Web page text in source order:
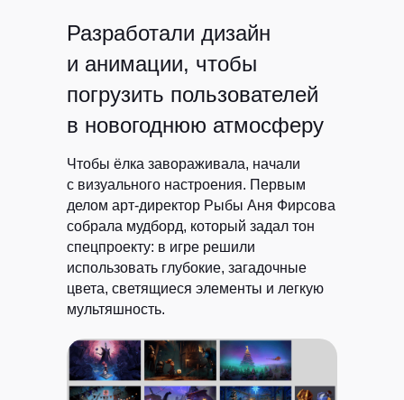
Разработали дизайн
и анимации, чтобы
погрузить пользователей
в новогоднюю атмосферу
Чтобы ёлка завораживала, начали
с визуального настроения. Первым
делом арт-директор Рыбы Аня Фирсова
собрала мудборд, который задал тон
спецпроекту: в игре решили
использовать глубокие, загадочные
цвета, светящиеся элементы и легкую
мультяшность.